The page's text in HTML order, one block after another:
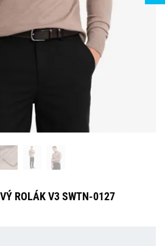
ROLÁK V3 SWTN-0127